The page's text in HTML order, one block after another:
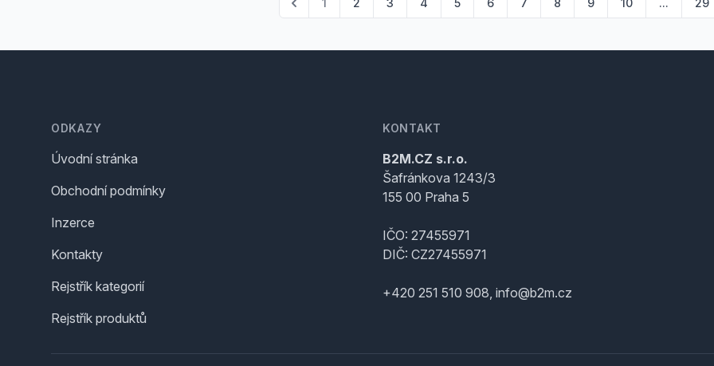
1 2 3 4 5 6 7 8 9 10 ... 29
ODKAZY
Úvodní stránka
Obchodní podmínky
Inzerce
Kontakty
Rejstřík kategorií
Rejstřík produktů
KONTAKT
B2M.CZ s.r.o.
Šafránkova 1243/3
155 00 Praha 5
IČO: 27455971
DIČ: CZ27455971
+420 251 510 908, info@b2m.cz